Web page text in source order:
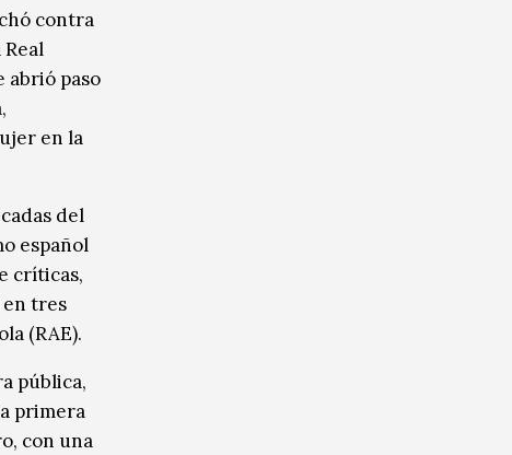
contra
abrió paso
en la
del
español
críticas,
en tres
(RAE).
pública,
primera
con una